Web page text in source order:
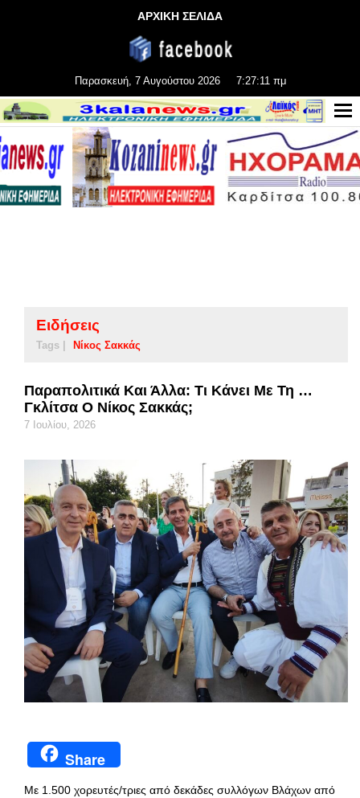
ΑΡΧΙΚΗ ΣΕΛΙΔΑ
Παρασκευή, 7 Αυγούστου 2026 7:27:11 πμ
Ειδήσεις
Tags | Νίκος Σακκάς
Παραπολιτικά Και Άλλα: Τι Κάνει Με Τη …
Γκλίτσα Ο Νίκος Σακκάς;
7 Ιουλίου, 2026
Share
Με 1.500 χορευτές/τριες από δεκάδες συλλόγων Βλάχων από